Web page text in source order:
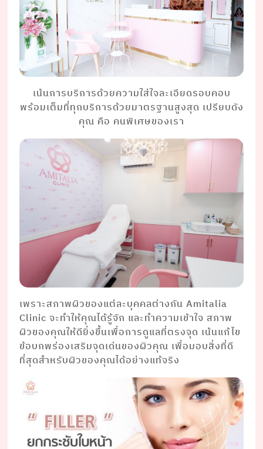
เน้นการบริการด้วยความใส่ใจละเอียดรอบคอบ
พร้อมเต็มที่ทุกบริการด้วยมาตรฐานสูงสุด เปรียบดัง
คุณ คือ คนพิเศษของเรา
เพราะสภาพผิวของแต่ละบุคคลต่างกัน Amitalia
Clinic จะทำให้คุณได้รู้จัก และทำความเข้าใจ สภาพ
ผิวของคุณให้ดียิ่งขึ้นเพื่อการดูแลที่ตรงจุด เน้นแก้ไข
ข้อบกพร่องเสริมจุดเด่นของผิวคุณ เพื่อมอบสิ่งที่ดี
ที่สุดสำหรับผิวของคุณได้อย่างแท้จริง